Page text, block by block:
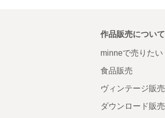
作品販売について
minneで売りたい
食品販売
ヴィンテージ販売
ダウンロード販売